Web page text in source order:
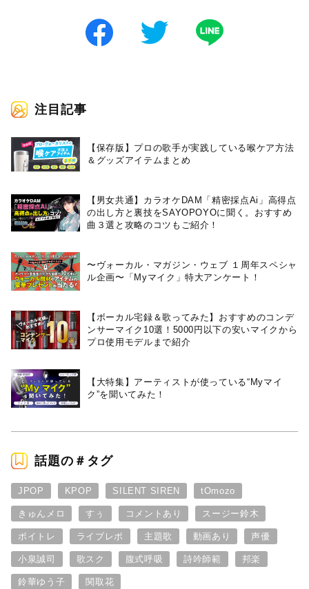
注目記事
【保存版】プロの歌手が実践している喉ケア⽅法
＆グッズアイテムまとめ
【男女共通】カラオケDAM「精密採点Ai」高得点
の出し方と裏技をSAYOPOYOに聞く。おすすめ
曲３選と攻略のコツもご紹介！
〜ヴォーカル・マガジン・ウェブ １周年スペシャ
ル企画〜「Myマイク」特大アンケート！
【ボーカル宅録＆歌ってみた】おすすめのコンデ
ンサーマイク10選！5000円以下の安いマイクから
プロ使用モデルまで紹介
【大特集】アーティストが使っている“Myマイ
ク”を聞いてみた！
話題の＃タグ
JPOP KPOP SILENT SIREN tOmozo
きゅんメロ すぅ コメントあり スージー鈴木
ボイトレ ライブレポ 主題歌 動画あり 声優
小泉誠司 歌スク 腹式呼吸 詩吟師範 邦楽
鈴華ゆう子 関取花